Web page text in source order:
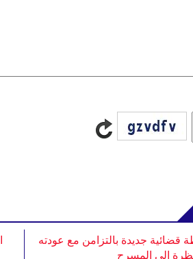
جديدة بالتزامن مع عودته
إلى المسرح